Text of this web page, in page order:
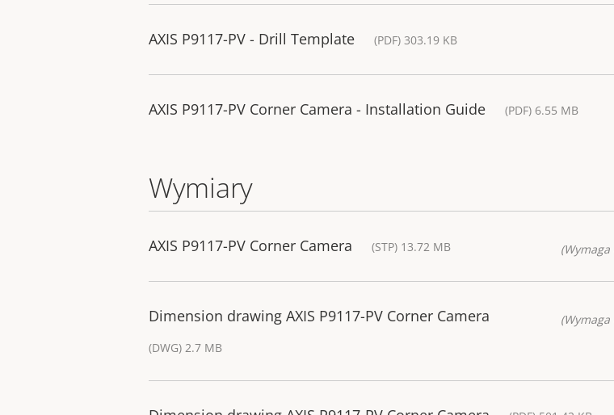
AXIS P9117-PV - Drill Template (PDF) 303.19 KB
AXIS P9117-PV Corner Camera - Installation Guide (PDF) 6.55 MB
Wymiary
AXIS P9117-PV Corner Camera (STP) 13.72 MB
Dimension drawing AXIS P9117-PV Corner Camera
(DWG) 2.7 MB